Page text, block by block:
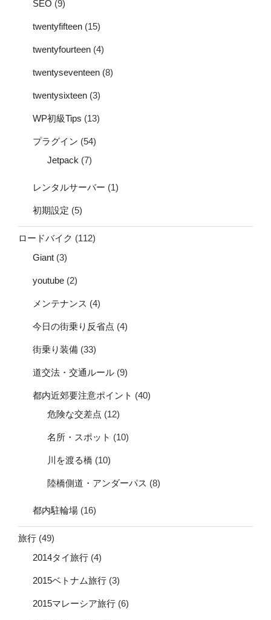
SEO (9)
twentyfifteen (15)
twentyfourteen (4)
twentyseventeen (8)
twentysixteen (3)
WP初級Tips (13)
プラグイン (54)
Jetpack (7)
レンタルサーバー (1)
初期設定 (5)
ロードバイク (112)
Giant (3)
youtube (2)
メンテナンス (4)
今日の街乗り反省点 (4)
街乗り装備 (33)
道交法・交通ルール (9)
都内近郊要注意ポイント (40)
危険な交差点 (12)
名所・スポット (10)
川を渡る橋 (10)
陸橋側道・アンダーパス (8)
都内駐輪場 (16)
旅行 (49)
2014タイ旅行 (4)
2015ベトナム旅行 (3)
2015マレーシア旅行 (6)